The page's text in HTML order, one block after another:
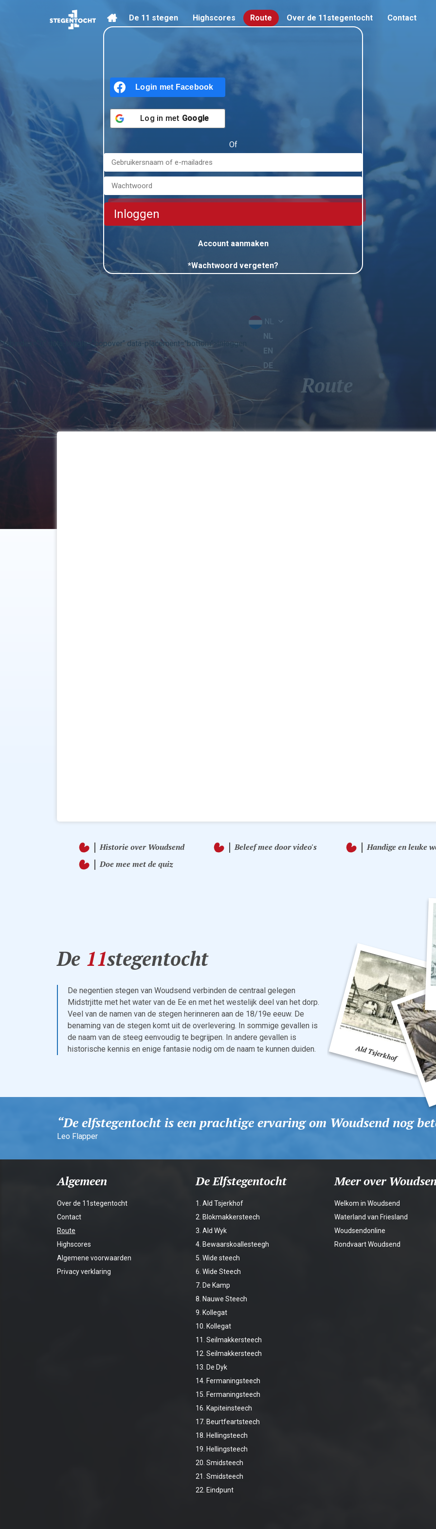
Home
De 11 stegen Highscores Route Over de 11stegentocht Contact
Login met Facebook
Log in met Google
Of
Inloggen
Account aanmaken
*Wachtwoord vergeten?
' tabindex="0" data-toggle="popover" data-placement="bottom">Inloggen
NL
NL
EN
DE
Route
Historie over Woudsend Beleef mee door video's
Handige en leuke
Doe mee met de quiz
De 11stegentocht
De negentien stegen van Woudsend verbinden de centraal gelegen
Midstrjitte met het water van de Ee en met het westelijk deel van het dorp.
Veel van de namen van de stegen herinneren aan de 18/19e eeuw. De
benaming van de stegen komt uit de overlevering. In sommige gevallen is
de naam van de steeg eenvoudig te begrijpen. In andere gevallen is
historische kennis en enige fantasie nodig om de naam te kunnen duiden.
De elfstegentocht is een prachtige ervaring om Woudsend nog
Leo Flapper
Algemeen
Over de 11stegentocht
Contact
Route
Highscores
Algemene voorwaarden
Privacy verklaring
De Elfstegentocht
1. Ald Tsjerkhof
2. Blokmakkersteech
3. Ald Wyk
4. Bewaarskoallesteegh
5. Wide steech
6. Wide Steech
7. De Kamp
8. Nauwe Steech
9. Kollegat
10. Kollegat
11. Seilmakkersteech
12. Seilmakkersteech
13. De Dyk
14. Fermaningsteech
15. Fermaningsteech
16. Kapiteinsteech
17. Beurtfeartsteech
18. Hellingsteech
19. Hellingsteech
20. Smidsteech
21. Smidsteech
22. Eindpunt
Meer over
Welkom in Woudsend
Waterland van Friesland
Woudsendonline
Rondvaart Woudsend